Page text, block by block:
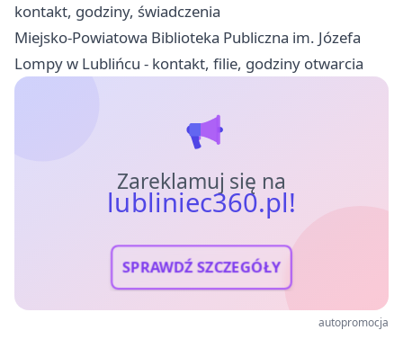
kontakt, godziny, świadczenia
Miejsko-Powiatowa Biblioteka Publiczna im. Józefa
Lompy w Lublińcu - kontakt, filie, godziny otwarcia
Zareklamuj się na
lubliniec360.pl!
SPRAWDŹ SZCZEGÓŁY
autopromocja